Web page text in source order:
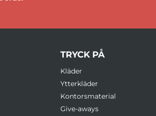
TRYCK PÅ
Kläder
Ytterkläder
Kontorsmaterial
Give-aways